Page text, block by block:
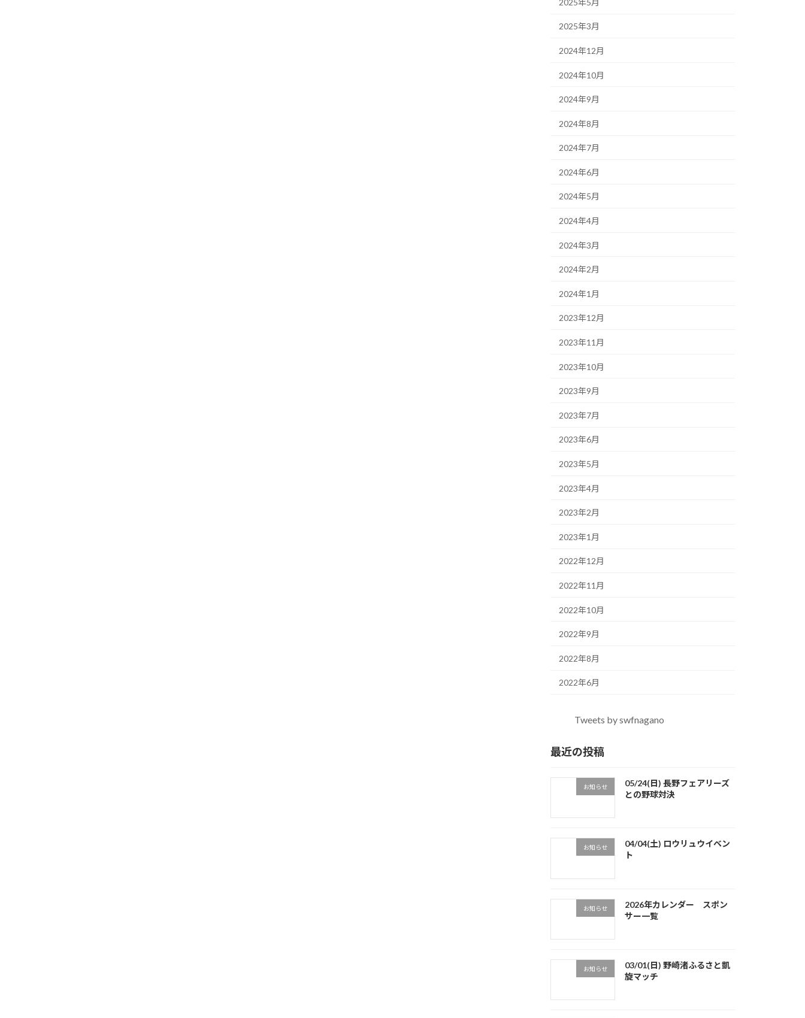
2025年3月
2024年12月
2024年10月
2024年9月
2024年8月
2024年7月
2024年6月
2024年5月
2024年4月
2024年3月
2024年2月
2024年1月
2023年12月
2023年11月
2023年10月
2023年9月
2023年7月
2023年6月
2023年5月
2023年4月
2023年2月
2023年1月
2022年12月
2022年11月
2022年10月
2022年9月
2022年8月
2022年6月
Tweets by swfnagano
最近の投稿
お知らせ
05/24(日) 長野フェアリーズ
との野球対決
お知らせ
04/04(土) ロウリュウイベン
ト
お知らせ
2026年カレンダー スポン
サー一覧
お知らせ
03/01(日) 野崎渚ふるさと凱
旋マッチ